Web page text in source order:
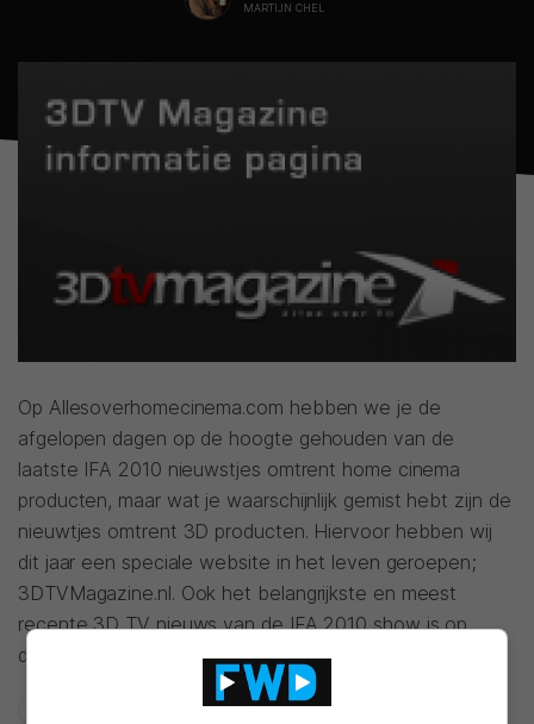
MARTIJN CHEL
Op Allesoverhomecinema.com hebben we je de
afgelopen dagen op de hoogte gehouden van de
laatste IFA 2010 nieuwstjes omtrent home cinema
producten, maar wat je waarschijnlijk gemist hebt zijn de
nieuwtjes omtrent 3D producten. Hiervoor hebben wij
dit jaar een speciale website in het leven geroepen;
3DTVMagazine.nl. Ook het belangrijkste en meest
recente 3D TV nieuws van de IFA 2010 show is op
deze website te vinden.